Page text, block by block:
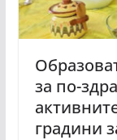
за по-
градини